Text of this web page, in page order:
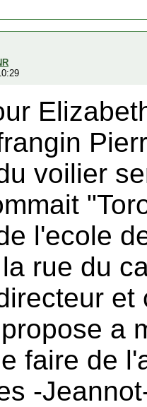
voilier
l'ecole
rue du
et
a
faire de
-